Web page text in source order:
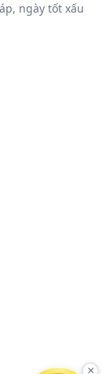
ngày tốt xấu
×